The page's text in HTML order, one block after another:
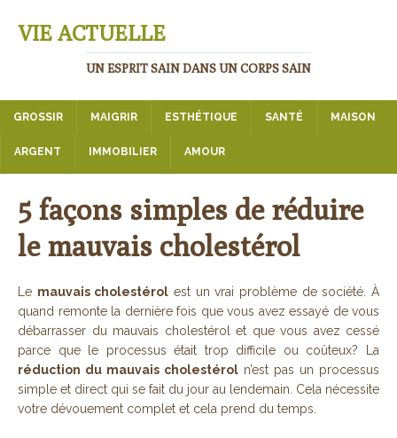
VIE ACTUELLE
UN ESPRIT SAIN DANS UN CORPS SAIN
GROSSIR MAIGRIR ESTHÉTIQUE SANTÉ MAISON
ARGENT IMMOBILIER AMOUR
5 façons simples de réduire
le mauvais cholestérol
Le mauvais cholestérol est un vrai problème de société. À
quand remonte la dernière fois que vous avez essayé de vous
débarrasser du mauvais cholestérol et que vous avez cessé
parce que le processus était trop difficile ou coûteux? La
réduction du mauvais cholestérol n’est pas un processus
simple et direct qui se fait du jour au lendemain. Cela nécessite
votre dévouement complet et cela prend du temps.